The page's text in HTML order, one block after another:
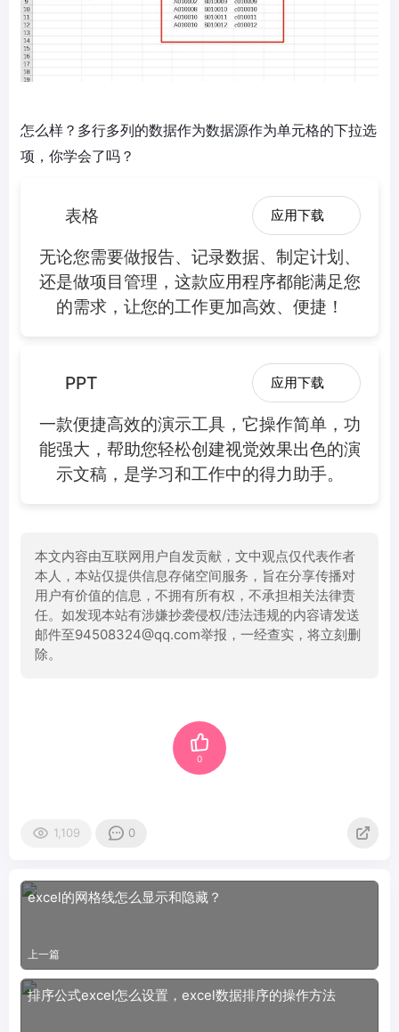
怎么样？多行多列的数据作为数据源作为单元格的下拉选
项，你学会了吗？
表格 应用下载
无论您需要做报告、记录数据、制定计划、
还是做项目管理，这款应用程序都能满足您
的需求，让您的工作更加高效、便捷！
PPT 应用下载
一款便捷高效的演示工具，它操作简单，功
能强大，帮助您轻松创建视觉效果出色的演
示文稿，是学习和工作中的得力助手。
本文内容由互联网用户自发贡献，文中观点仅代表作者
本人，本站仅提供信息存储空间服务，旨在分享传播对
用户有价值的信息，不拥有所有权，不承担相关法律责
任。如发现本站有涉嫌抄袭侵权/违法违规的内容请发送
邮件至94508324@qq.com举报，一经查实，将立刻删
除。
0
1,109 0
excel的网格线怎么显示和隐藏？
上一篇
排序公式excel怎么设置，excel数据排序的操作方法